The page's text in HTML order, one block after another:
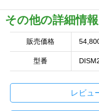
その他の詳細情報
販売価格
型番
レビュ